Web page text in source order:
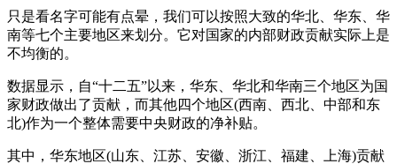
只是看名字可能有点晕，我们可以按照大致的华北、华东、华
南等七个主要地区来划分。它对国家的内部财政贡献实际上是
不均衡的。
数据显示，自“十二五”以来，华东、华北和华南三个地区为国
家财政做出了贡献，而其他四个地区(西南、西北、中部和东
北)作为一个整体需要中央财政的净补贴。
其中，华东地区(山东、江苏、安徽、浙江、福建、上海)贡献